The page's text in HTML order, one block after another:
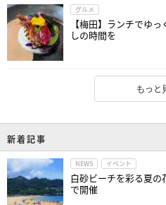
グルメ
【梅田】ランチでゆ
しの時間を
もっと
新着記事
NEWS イベント
白砂ビーチを彩る夏の
で開催